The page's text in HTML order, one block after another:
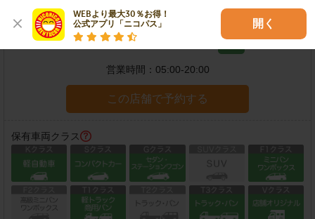
WEBより最大30％お得！
公式アプリ「ニコパス」
開く
新潟旧市場前店
住所： 新潟市中央区上所中2-1-9
営業時間： 05:00-20:00
この店舗で予約する
保有車両クラス